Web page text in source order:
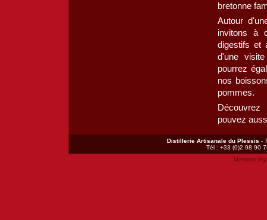
bretonne
Autour
invitons à
digestifs et
d'une
pourrez
nos
pommes.
pouvez
Distillerie Artisanale du Plessis -
Tél : +33 (0)2 98 90
Mentions